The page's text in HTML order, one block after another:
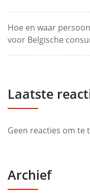
Hoe en waar
voor Belgische
Laatste
Geen reacties om te
Archief